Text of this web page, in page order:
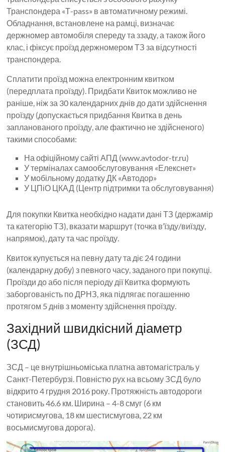
Транспондера «Т-pass» в автоматичному режимі.
Обладнання, встановлене на рамці, визначає
держномер автомобіля спереду та ззаду, а також його
клас, і фіксує проїзд держномером ТЗ за відсутності
транспондера.
Сплатити проїзд можна електронним квитком
(передплата проїзду). Придбати Квиток можливо не
раніше, ніж за 30 календарних днів до дати здійснення
проїзду (допускається придбання Квитка в день
запланованого проїзду, але фактично не здійсненого)
такими способами:
На офіційному сайті АПД (www.avtodor-tr.ru)
У терміналах самообслуговування «Елекснет»
У мобільному додатку ДК «Автодор»
У ЦПіО ЦКАД (Центр підтримки та обслуговування)
Для покупки Квитка необхідно надати дані ТЗ (держамір
та категорію ТЗ), вказати маршрут (точка в’їзду/виїзду,
напрямок), дату та час проїзду.
Квиток купується на певну дату та діє 24 години
(календарну добу) з певного часу, заданого при покупці.
Проїзди до або після періоду дії Квитка формують
заборгованість по ДРНЗ, яка підлягає погашенню
протягом 5 днів з моменту здійснення проїзду.
Західний швидкісний діаметр
(ЗСД)
ЗСД – це внутрішньоміська платна автомагістраль у
Санкт-Петербурзі. Повністю рух на всьому ЗСД було
відкрито 4 грудня 2016 року. Протяжність автодороги
становить 46.6 км. Ширина – 4-8 смуг (6 км
чотирисмугова, 18 км шестисмугова, 22 км
восьмисмугова дорога).